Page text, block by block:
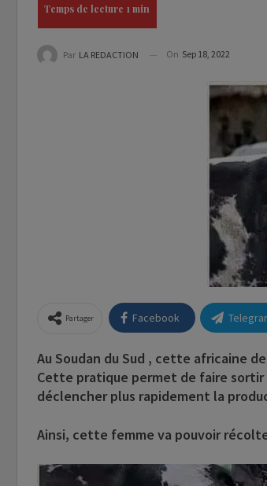
Par LA REDACTION On Sep 18, 2022
Partager Facebook
Au Soudan du Sud , cette africaine
Cette pratique permet de faire sortir
déclencher plus rapidement la
Ainsi, cette femme va pouvoir